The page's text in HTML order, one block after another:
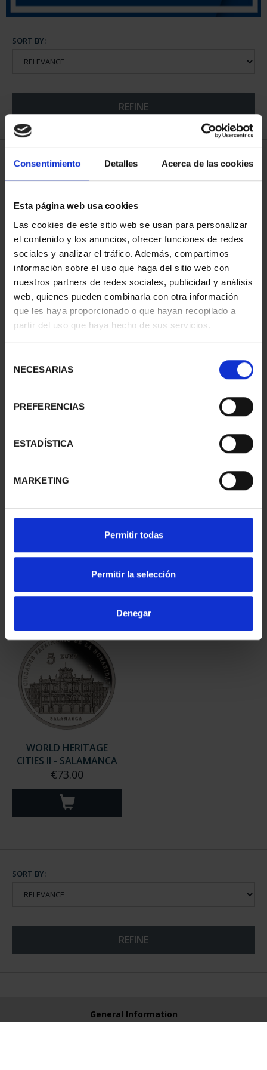
Consentimiento Detalles Acerca de las cookies
Esta página web usa cookies
Las cookies de este sitio web se usan para personalizar
el contenido y los anuncios, ofrecer funciones de redes
sociales y analizar el tráfico. Además, compartimos
información sobre el uso que haga del sitio web con
nuestros partners de redes sociales, publicidad y análisis
web, quienes pueden combinarla con otra información
que les haya proporcionado o que hayan recopilado a
partir del uso que haya hecho de sus servicios.
NECESARIAS
PREFERENCIAS
ESTADÍSTICA
MARKETING
Permitir todas
Permitir la selección
Denegar
SORT BY:
REFINE
5 Products found
WORLD HERITAGE
CITIES II - CUENCA
€73.00
WORLD HERITAGE
CITIES II - IBIZA
€73.00
WORLD HERITAGE
€73.00
WORLD HERITAGE
€73.00
WORLD HERITAGE
CITIES II - SALAMANCA
€73.00
SORT BY:
REFINE
General Information